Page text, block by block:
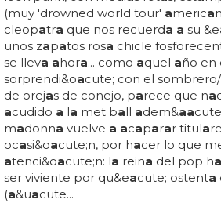
(muy 'drowned world tour' america
cleopatra que nos recuerda a su &e
unos zapatos rosa chicle
se lleva ahora... como aquel año en
sorprendi&oacute; con el
de orejas de conejo, parece que na
acudido a la met ball adem&aa
madonna vuelve a acaparar titula
ocasi&oacute;n, por hacer lo que
atenci&oacute;n: la reina del pop ha
ser viviente por qu&eacute; ostenta
(a&uacute...